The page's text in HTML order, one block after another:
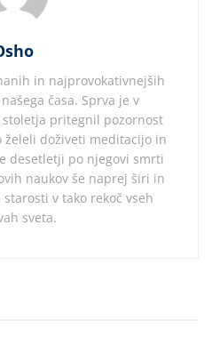
in najprovokativnejših
časa. Sprva je v
pritegnil pozornost
želeli doživeti meditacijo in
desetletji po njegovi smrti
naukov še naprej širi in
v tako rekoč vseh
sveta.